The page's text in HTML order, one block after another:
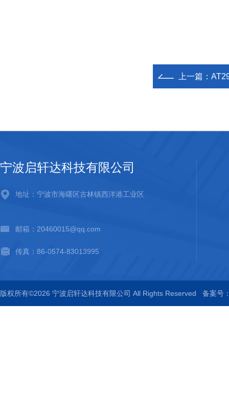
上一篇：
宁波启轩达科技有限公司
地址：宁波市海曙区古林镇西洋港工业区
邮箱：20460015@qq.com
传真：86-0574-83013995
版权所有©2026 宁波启轩达科技有限公司 All Rights Reserved 备案号